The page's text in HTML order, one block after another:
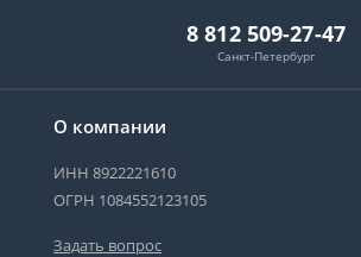
О компании
ИНН 8922221610
ОГРН 1084552123105
Задать вопрос
8 812 509-27-47
Санкт-Петербург